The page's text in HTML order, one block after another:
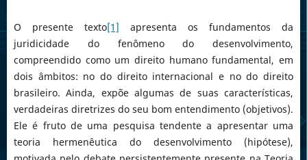
O presente texto[1] apresenta os fundamentos da
juridicidade do fenômeno do desenvolvimento,
compreendido como um direito humano fundamental, em
dois âmbitos: no do direito internacional e no do direito
brasileiro. Ainda, expõe algumas de suas características,
verdadeiras diretrizes do seu bom entendimento (objetivos).
Ele é fruto de uma pesquisa tendente a apresentar uma
teoria hermenêutica do desenvolvimento (hipótese),